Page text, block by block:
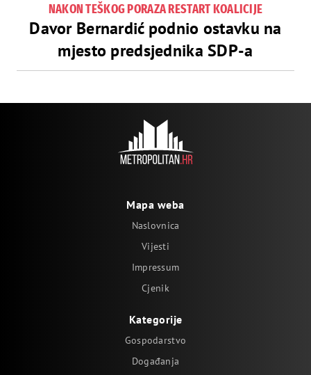
NAKON TEŠKOG PORAZA RESTART KOALICIJE
Davor Bernardić podnio ostavku na
mjesto predsjednika SDP-a
Mapa weba
Naslovnica
Vijesti
Impressum
Cjenik
Kategorije
Gospodarstvo
Događanja